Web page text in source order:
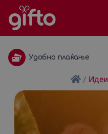
Бесплатна замена
/ Идеи